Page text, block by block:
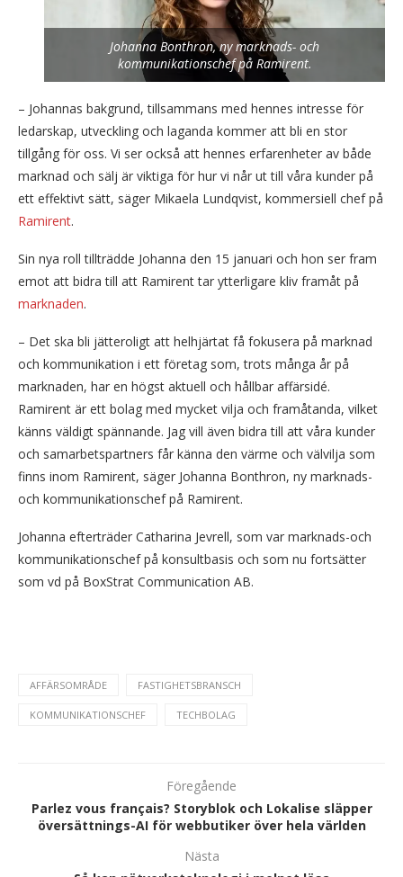
Johanna Bonthron, ny marknads- och
kommunikationschef på Ramirent.
– Johannas bakgrund, tillsammans med hennes intresse för
ledarskap, utveckling och laganda kommer att bli en stor
tillgång för oss. Vi ser också att hennes erfarenheter av både
marknad och sälj är viktiga för hur vi når ut till våra kunder på
ett effektivt sätt, säger Mikaela Lundqvist, kommersiell chef på
Ramirent.
Sin nya roll tillträdde Johanna den 15 januari och hon ser fram
emot att bidra till att Ramirent tar ytterligare kliv framåt på
marknaden.
– Det ska bli jätteroligt att helhjärtat få fokusera på marknad
och kommunikation i ett företag som, trots många år på
marknaden, har en högst aktuell och hållbar affärsidé.
Ramirent är ett bolag med mycket vilja och framåtanda, vilket
känns väldigt spännande. Jag vill även bidra till att våra kunder
och samarbetspartners får känna den värme och välvilja som
finns inom Ramirent, säger Johanna Bonthron, ny marknads-
och kommunikationschef på Ramirent.
Johanna efterträder Catharina Jevrell, som var marknads-och
kommunikationschef på konsultbasis och som nu fortsätter
som vd på BoxStrat Communication AB.
AFFÄRSOMRÅDE FASTIGHETSBRANSCH
KOMMUNIKATIONSCHEF TECHBOLAG
Föregående
Parlez vous français? Storyblok och Lokalise släpper
översättnings-AI för webbutiker över hela världen
Nästa